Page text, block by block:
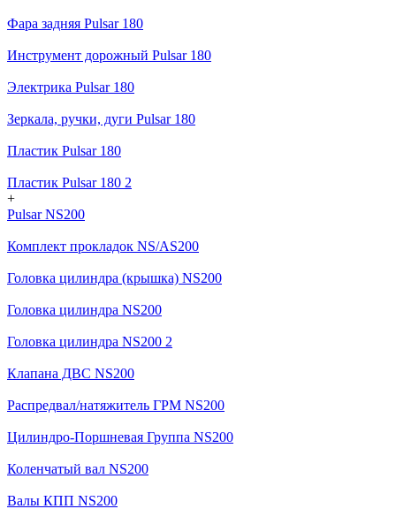
Фара задняя Pulsar 180
Инструмент дорожный Pulsar 180
Электрика Pulsar 180
Зеркала, ручки, дуги Pulsar 180
Пластик Pulsar 180
Пластик Pulsar 180 2
+
Pulsar NS200
Комплект прокладок NS/AS200
Головка цилиндра (крышка) NS200
Головка цилиндра NS200
Головка цилиндра NS200 2
Клапана ДВС NS200
Распредвал/натяжитель ГРМ NS200
Цилиндро-Поршневая Группа NS200
Коленчатый вал NS200
Валы КПП NS200